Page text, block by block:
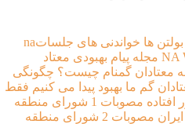
بولتن ها خواندنی های جلساتna
مجله پیام بهبودی معتاد
معتادان گمنام چيست؟ چگونگی
گم ما بهبود پیدا می کنیم فقط
مصوبات 1 شورای منطقه
مصوبات 2 شورای منطقه